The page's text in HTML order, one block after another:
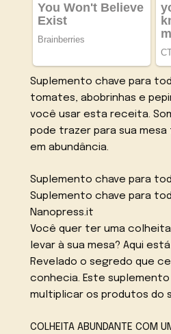
Suplemento chave para
tomates, abobrinhas e
você usar esta receita.
pode trazer para sua
em abundância.
Suplemento chave para
Suplemento chave para
Nanopress.it
Você quer ter uma
levar à sua mesa? Aqui
Revelado o segredo que
conhecia. Este
multiplicar os produtos do
COLHEITA ABUNDANTE COM